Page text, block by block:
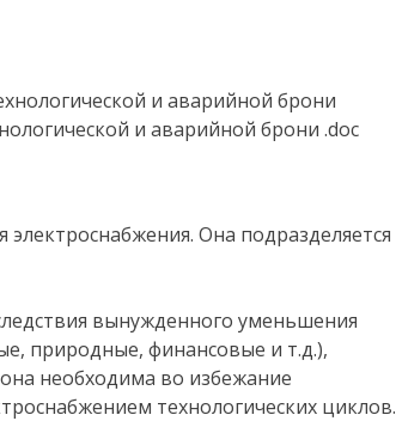
и аварийной брони
и аварийной брони .doc
Она подразделяется
вынужденного уменьшения
природные, финансовые и т.д.),
необходима во избежание
технологических циклов.